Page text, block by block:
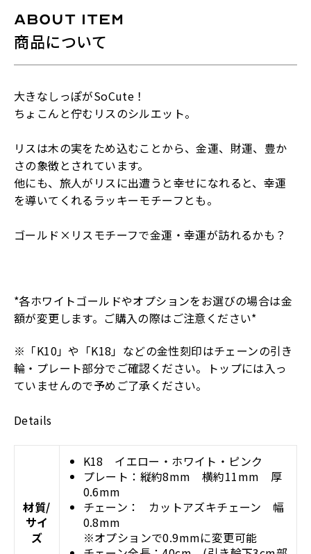
ABOUT ITEM
商品について
大きなしっぽがSoCute ！
ちょこんと佇むリスのシルエット。
リスは木の実をため込むことから、金運、財運、豊か
さの象徴とされています。
他にも、旅人がリスに出遭うと幸せになれると、幸運
を導いてくれるラッキーモチーフとも。
ゴールド × リスモチーフで金運・幸運が訪れるかも？
*各ホワイトゴールドやオプションをお選びの場合は金
額が変更します。ご購入の際はご注意ください*
※「K10」や「K18」などの金性刻印はチェーンの引き
輪・プレート部分でご確認ください。トップには入っ
ていませんので予めご了承ください。
Details
材質/
サイ
ズ
K18 イエロー・ホワイト・ピンク
プレート：縦約8mm 横約11mm 厚
0.6mm
チェーン：
カットアズキチェーン 幅
0.8mm
※オプションで0.9mmに変更可能